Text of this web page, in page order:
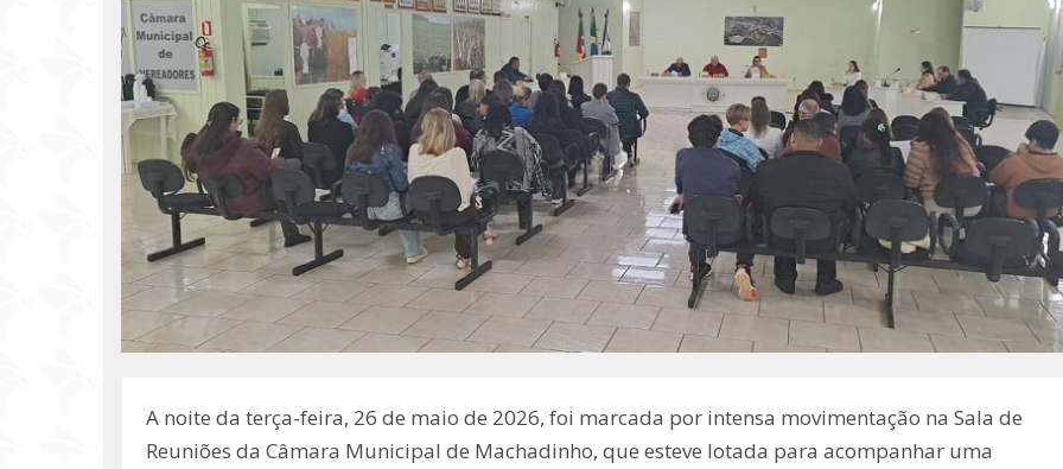
A noite da terça-feira, 26 de maio de 2026, foi marcada por intensa movimentação na Sala de
Reuniões da Câmara Municipal de Machadinho, que esteve lotada para acompanhar uma